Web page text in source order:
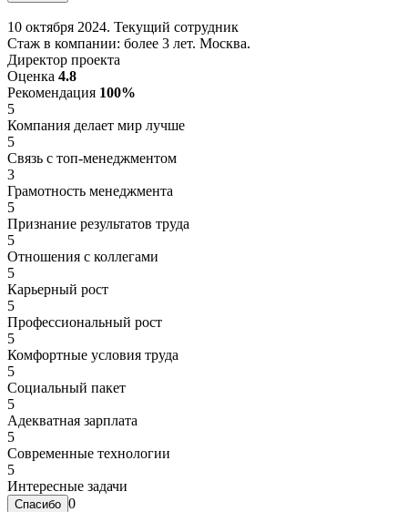
10 октября 2024. Текущий сотрудник
Стаж в компании: более 3 лет. Москва.
Директор проекта
Оценка 4.8
Рекомендация 100%
5
Компания делает мир лучше
5
Связь с топ-менеджментом
3
Грамотность менеджмента
5
Признание результатов труда
5
Отношения с коллегами
5
Карьерный рост
5
Профессиональный рост
5
Комфортные условия труда
5
Социальный пакет
5
Адекватная зарплата
5
Современные технологии
5
Интересные задачи
0